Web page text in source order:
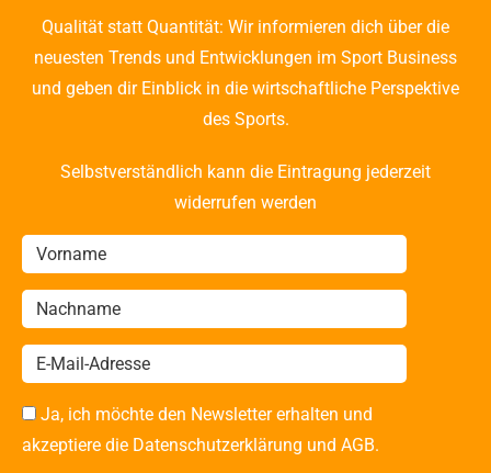
Qualität statt Quantität: Wir informieren dich über die
neuesten Trends und Entwicklungen im Sport Business
und geben dir Einblick in die wirtschaftliche Perspektive
des Sports.
Selbstverständlich kann die Eintragung jederzeit
widerrufen werden
Ja, ich möchte den Newsletter erhalten und
akzeptiere die Datenschutzerklärung und AGB.